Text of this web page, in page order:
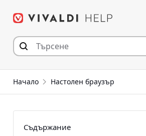
към съдържанието
Начало Настолен браузър
Съдържание